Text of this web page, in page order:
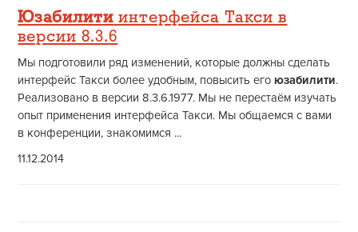
Юзабилити интерфейса Такси в
версии 8.3.6
Мы подготовили ряд изменений, которые должны сделать
интерфейс Такси более удобным, повысить его юзабилити.
Реализовано в версии 8.3.6.1977. Мы не перестаём изучать
опыт применения интерфейса Такси. Мы общаемся с вами
в конференции, знакомимся ...
11.12.2014